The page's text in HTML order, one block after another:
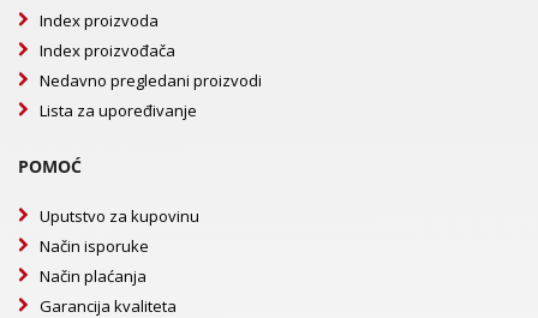
Index proizvoda
Index proizvođača
Nedavno pregledani proizvodi
Lista za upoređivanje
POMOĆ
Uputstvo za kupovinu
Način isporuke
Način plaćanja
Garancija kvaliteta